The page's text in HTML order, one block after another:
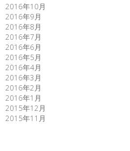
2016年10月
2016年9月
2016年8月
2016年7月
2016年6月
2016年5月
2016年4月
2016年3月
2016年2月
2016年1月
2015年12月
2015年11月